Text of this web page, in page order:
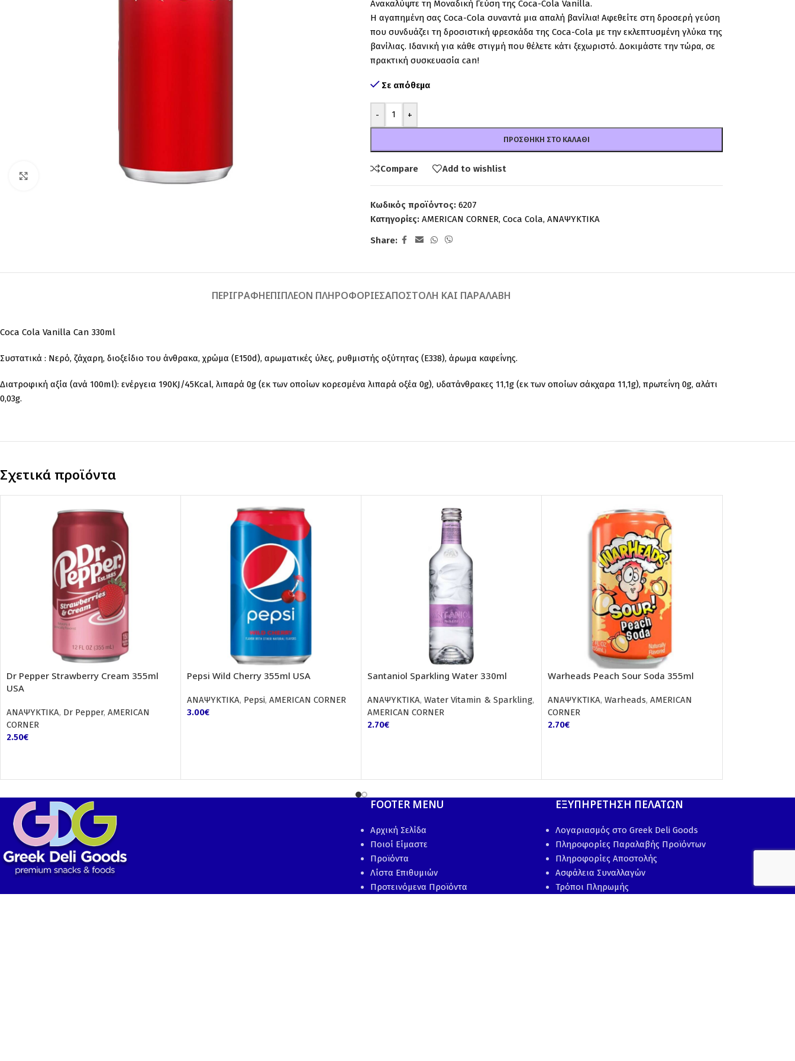
Ανακαλύψτε τη Μοναδική Γεύση της Coca-Cola Vanilla.
Η αγαπημένη σας Coca-Cola συναντά μια απαλή βανίλια! Αφεθείτε στη δροσερή γεύση
που συνδυάζει τη δροσιστική φρεσκάδα της Coca-Cola με την εκλεπτυσμένη γλύκα της
βανίλιας. Ιδανική για κάθε στιγμή που θέλετε κάτι ξεχωριστό. Δοκιμάστε την τώρα, σε
πρακτική συσκευασία can!
Σε απόθεμα
- +
ΠΡΟΣΘΉΚΗ ΣΤΟ ΚΑΛΆΘΙ
Compare Add to wishlist
Κωδικός προϊόντος: 6207
Κατηγορίες: AMERICAN CORNER, Coca Cola, ΑΝΑΨΥΚΤΙΚΑ
Share:
ΠΕΡΙΓΡΑΦΉΕΠΙΠΛΈΟΝ ΠΛΗΡΟΦΟΡΊΕΣΑΠΟΣΤΟΛΉ ΚΑΙ ΠΑΡΑΛΑΒΉ
Coca Cola Vanilla Can 330ml
Συστατικά : Νερό, ζάχαρη, διοξείδιο του άνθρακα, χρώμα (E150d), αρωματικές ύλες, ρυθμιστής οξύτητας (E338), άρωμα καφεΐνης.
Διατροφική αξία (ανά 100ml): ενέργεια 190KJ/45Kcal, λιπαρά 0g (εκ των οποίων κορεσμένα λιπαρά οξέα 0g), υδατάνθρακες 11,1g (εκ των οποίων σάκχαρα 11,1g), πρωτεΐνη 0g, αλάτι
0,03g.
Σχετικά προϊόντα
Dr Pepper Strawberry Cream 355ml
USA
ΑΝΑΨΥΚΤΙΚΑ, Dr Pepper, AMERICAN
CORNER
2.50€
Pepsi Wild Cherry 355ml USA
ΑΝΑΨΥΚΤΙΚΑ, Pepsi, AMERICAN CORNER
3.00€
Santaniol Sparkling Water 330ml
ΑΝΑΨΥΚΤΙΚΑ, Water Vitamin & Sparkling,
AMERICAN CORNER
2.70€
Warheads Peach Sour Soda 355ml
ΑΝΑΨΥΚΤΙΚΑ, Warheads, AMERICAN
CORNER
2.70€
FOOTER MENU
Αρχική Σελίδα
Ποιοί Είμαστε
Προϊόντα
Λίστα Επιθυμιών
Προτεινόμενα Προϊόντα
ΕΞΥΠΗΡΕΤΗΣΗ ΠΕΛΑΤΩΝ
Λογαριασμός στο Greek Deli Goods
Πληροφορίες Παραλαβής Προϊόντων
Πληροφορίες Αποστολής
Ασφάλεια Συναλλαγών
Τρόποι Πληρωμής